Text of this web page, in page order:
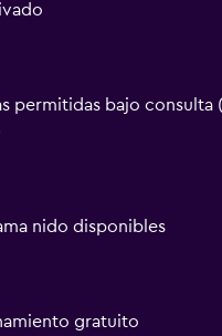
permitidas bajo consulta
nido disponibles
gratuito